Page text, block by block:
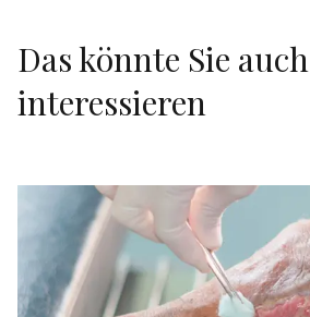
Das könnte Sie auch
interessieren